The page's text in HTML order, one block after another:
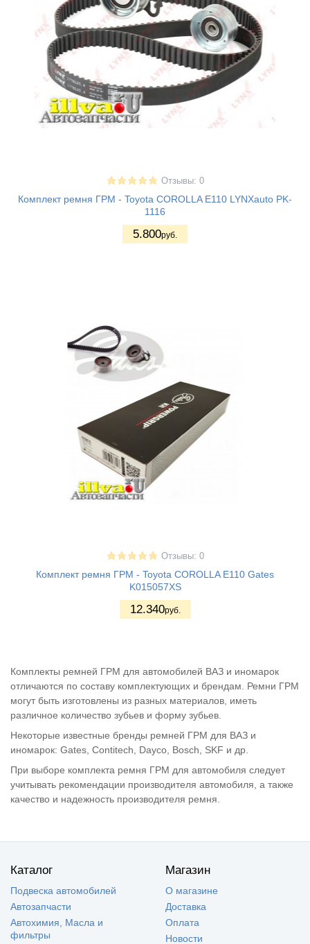
Отзывы: 0
Комплект ремня ГРМ - Toyota COROLLA E110 LYNXauto PK-
1116
5.800руб.
Отзывы: 0
Комплект ремня ГРМ - Toyota COROLLA E110 Gates
K015057XS
12.340руб.
Комплекты ремней ГРМ для автомобилей ВАЗ и иномарок
отличаются по составу комплектующих и брендам. Ремни ГРМ
могут быть изготовлены из разных материалов, иметь
различное количество зубьев и форму зубьев.
Некоторые известные бренды ремней ГРМ для ВАЗ и
иномарок: Gates, Contitech, Dayco, Bosch, SKF и др.
При выборе комплекта ремня ГРМ для автомобиля следует
учитывать рекомендации производителя автомобиля, а также
качество и надежность производителя ремня.
Каталог
Подвеска автомобилей
Автозапчасти
Автохимия, Масла и
фильтры
Магазин
О магазине
Доставка
Оплата
Новости